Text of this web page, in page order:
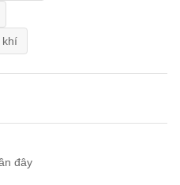
khí
đây